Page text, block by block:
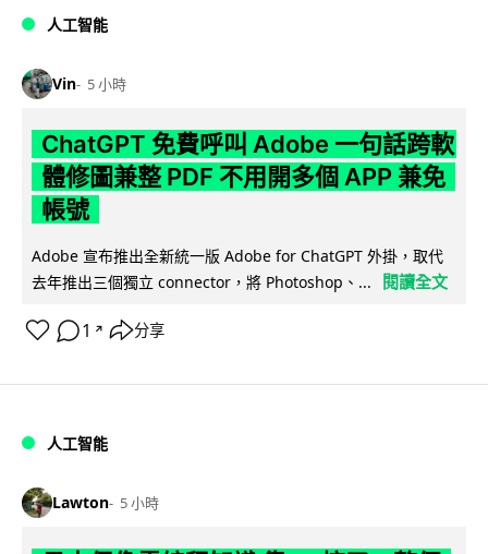
人工智能
Vin 5 小時
ChatGPT 免費呼叫 Adobe 一句話跨軟
體修圖兼整 PDF 不用開多個 APP 兼免
帳號
Adobe 宣布推出全新統一版 Adobe for ChatGPT 外掛，取代
去年推出三個獨立 connector，將 Photoshop、...
閱讀全文
1 ↗ 分享
人工智能
Lawton 5 小時